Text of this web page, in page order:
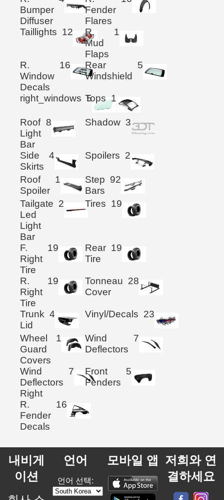
Bumper
Diffuser
Fender
Flares
Taillights 12
R.
Mud
Flaps
1
R.
Window
Decals
16
Rear
Windshield
5
right_windows 5
Tops 1
Roof
Light
Bar
8 Shadow 3
Side
Skirts
4 Spoilers 2
Roof
Spoiler
1
Step
Bars
92
Tailgate
Led
Light
Bar
2 Tires 19
F.
Right
Tire
19
Rear
Tire
19
R.
Right
Tire
19
Tonneau
Cover
28
Trunk
Lid
4 Vinyl/Decals 23
Wheel
Guard
Covers
1
Wind
Deflectors
7
Wind
Deflectors
Right
7
Front
Fenders
5
R.
Fender
Decals
16
내비게
이션
언어
언어 선택:
모바일 앱 저희와 연
결하세요